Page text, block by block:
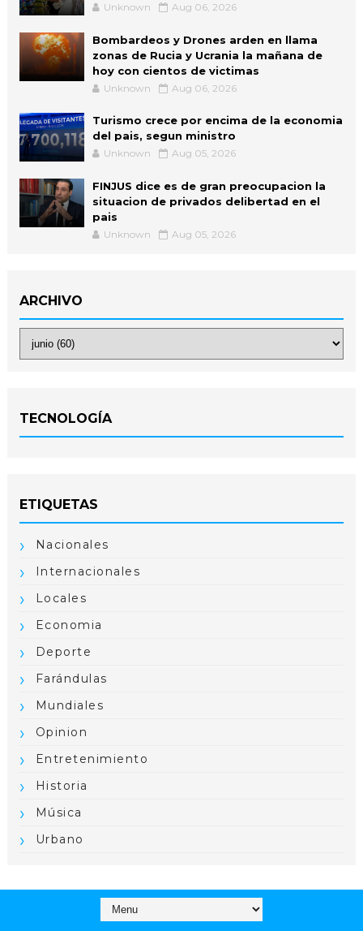
Unknown Aug 06, 2026
Bombardeos y Drones arden en llama
zonas de Rucia y Ucrania la mañana de
hoy con cientos de victimas
Unknown Aug 06, 2026
Turismo crece por encima de la economia
del pais, segun ministro
Unknown Aug 05, 2026
FINJUS dice es de gran preocupacion la
situacion de privados delibertad en el
pais
Unknown Aug 05, 2026
ARCHIVO
TECNOLOGÍA
ETIQUETAS
Nacionales
Internacionales
Locales
Economia
Deporte
Farándulas
Mundiales
Opinion
Entretenimiento
Historia
Música
Urbano